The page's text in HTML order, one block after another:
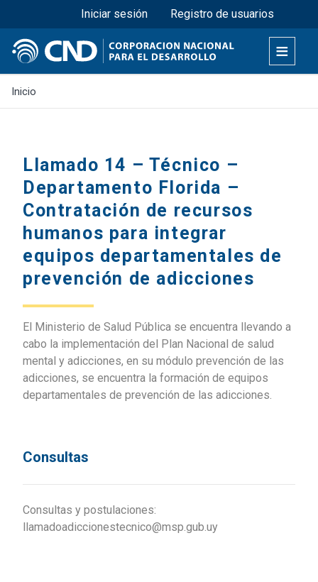
Pasar
al
contenido
principal
Menú superior
Iniciar sesión Registro de usuarios
Inicio
Llamado 14 – Técnico –
Departamento Florida –
Contratación de recursos
humanos para integrar
equipos departamentales de
prevención de adicciones
El Ministerio de Salud Pública se encuentra llevando a
cabo la implementación del Plan Nacional de salud
mental y adicciones, en su módulo prevención de las
adicciones, se encuentra la formación de equipos
departamentales de prevención de las adicciones.
Consultas
Consultas y postulaciones:
llamadoadiccionestecnico@msp.gub.uy